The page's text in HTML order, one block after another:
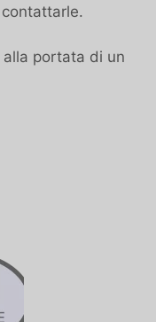
portata di un